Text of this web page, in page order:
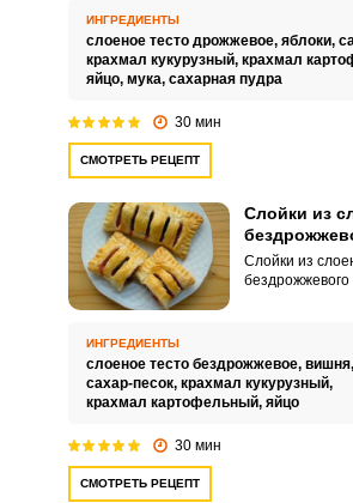
и поражает
домашняя
вас отличным
ИНГРЕДИЕНТЫ
слоеное тесто дрожжевое, яблоки,
крахмал кукурузный, крахмал
яйцо, мука, сахарная пудра
30 мин
СМОТРЕТЬ РЕЦЕПТ
Слойки из
Слойки из
бездрожжевого
выпечку можно
с чаем или
напитками.
ИНГРЕДИЕНТЫ
слоеное тесто бездрожжевое, вишня,
сахар-песок, крахмал кукурузный,
крахмал картофельный, яйцо
30 мин
СМОТРЕТЬ РЕЦЕПТ